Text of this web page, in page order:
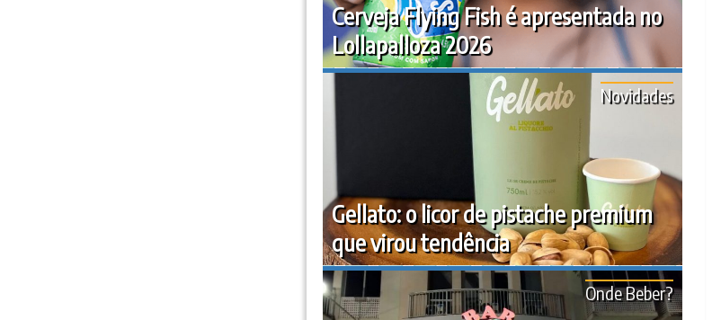
Cerveja Flying Fish é apresentada no
Lollapalloza 2026
Gellato: o licor de pistache premium
que virou tendência
Novidades
Onde Beber?